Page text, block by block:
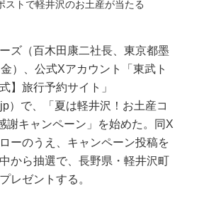
ストで軽井沢のお土産が当たる
ズ（百木田康二社長、東京都墨
）、公式Xアカウント「東武ト
】旅行予約サイト」
）で、「夏は軽井沢！お土産コ
謝キャンペーン」を始めた。同X
ーのうえ、キャンペーン投稿を
から抽選で、長野県・軽井沢町
レゼントする。